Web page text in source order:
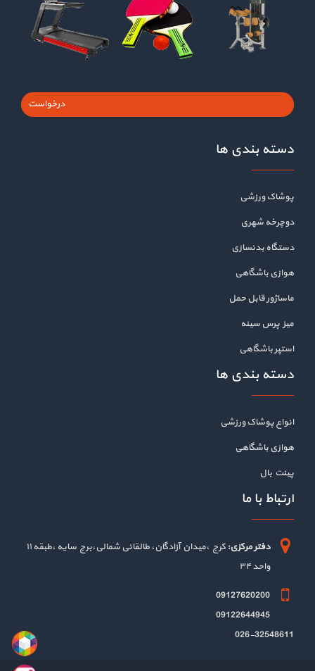
درخواست
دسته بندی ها
پوشاک ورزشی
دوچرخه شهری
دستگاه بدنسازی
هوازی باشگاهی
ماساژور قابل حمل
میز پرس سینه
استپر باشگاهی
دسته بندی ها
انواع پوشاک ورزشی
هوازی باشگاهی
پینت بال
ارتباط با ما
دفتر مرکزی:
کرج ،میدان آزادگان، طالقانی شمالی،برج سایه ،طبقه ۱۱
واحد ۳۴
09127620200
09122644945
026-32548611